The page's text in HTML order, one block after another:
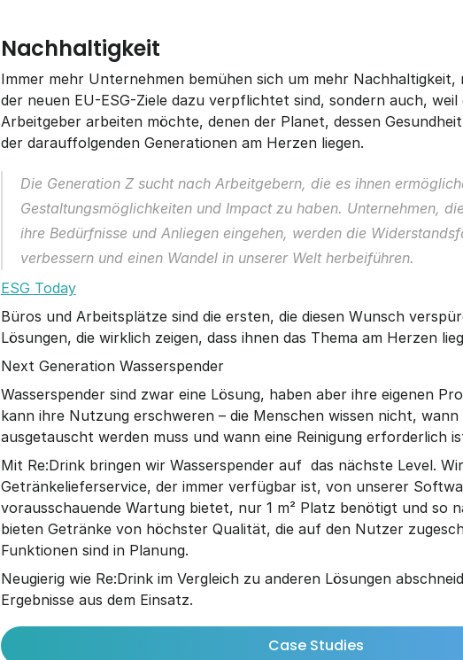
Nachhaltigkeit
Immer mehr Unternehmen bemühen sich um mehr
der neuen EU-ESG-Ziele dazu verpflichtet sind, sondern auch,
Arbeitgeber arbeiten möchte, denen der Planet, dessen
der darauffolgenden Generationen am Herzen liegen.
Die Generation Z sucht nach Arbeitgebern, die es ihnen
Gestaltungsmöglichkeiten und Impact zu haben. Unternehmen,
ihre Bedürfnisse und Anliegen eingehen, werden die
verbessern und einen Wandel in unserer Welt herbeiführen.
ESG Today
Büros und Arbeitsplätze sind die ersten, die diesen Wunsch
Lösungen, die wirklich zeigen, dass ihnen das Thema am Herzen
Next Generation Wasserspender
Wasserspender sind zwar eine Lösung, haben aber ihre eigenen
kann ihre Nutzung erschweren – die Menschen wissen nicht, wann
ausgetauscht werden muss und wann eine Reinigung erforderlich
Mit Re:Drink bringen wir Wasserspender auf  das nächste Level.
Getränkelieferservice, der immer verfügbar ist, von unserer
vorausschauende Wartung bietet, nur 1 m² Platz benötigt und so
bieten Getränke von höchster Qualität, die auf den Nutzer
Funktionen sind in Planung.
Neugierig wie Re:Drink im Vergleich zu anderen Lösungen
Ergebnisse aus dem Einsatz.
Case Studies